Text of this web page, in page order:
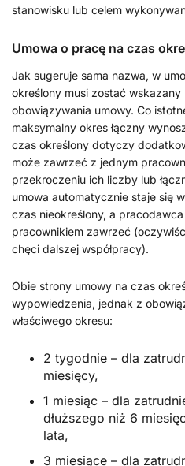
stanowisku lub celem
Umowa o pracę na czas
Jak sugeruje sama nazwa, w
określony musi zostać
obowiązywania umowy. Co
maksymalny okres łączny
czas określony dotyczy
może zawrzeć z jednym
przekroczeniu ich liczby lub
umowa automatycznie staje się
czas nieokreślony, a
pracownikiem zawrzeć
chęci dalszej współpracy).
Obie strony umowy na czas
wypowiedzenia, jednak z
właściwego okresu:
2 tygodnie – dla
miesięcy,
1 miesiąc – dla
dłuższego niż 6
lata,
3 miesiące – dla